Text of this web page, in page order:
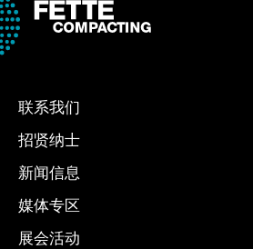
联系我们
招贤纳士
新闻信息
媒体专区
展会活动